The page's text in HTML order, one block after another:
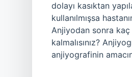
dolayı kasıktan
kullanılmışsa
Anjiyodan sonra kaç
kalmalısınız?
anjiyografinin